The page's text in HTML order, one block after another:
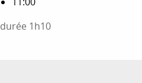
durée 1h10